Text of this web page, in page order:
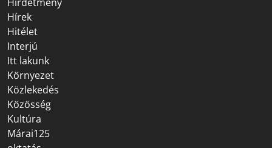
Hírek
Hitélet
Interjú
Itt lakunk
Környezet
Közlekedés
Közösség
Kultúra
Márai125